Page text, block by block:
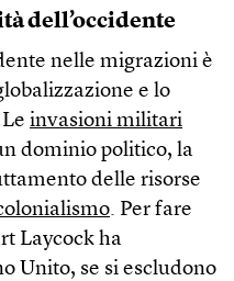
dell’occidente
nelle migrazioni è
e lo
invasioni militari
dominio politico, la
delle risorse
. Per fare
Laycock ha
Unito, se si escludono